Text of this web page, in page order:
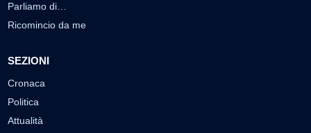
Parliamo di…
Ricomincio da me
SEZIONI
Cronaca
Politica
Attualità